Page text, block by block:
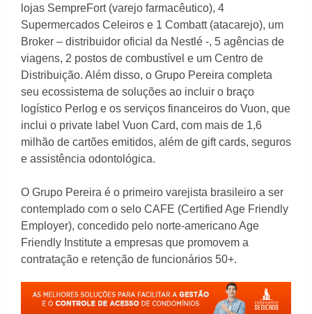
lojas SempreFort (varejo farmacêutico), 4
Supermercados Celeiros e 1 Combatt (atacarejo), um
Broker – distribuidor oficial da Nestlé -, 5 agências de
viagens, 2 postos de combustível e um Centro de
Distribuição. Além disso, o Grupo Pereira completa
seu ecossistema de soluções ao incluir o braço
logístico Perlog e os serviços financeiros do Vuon, que
inclui o private label Vuon Card, com mais de 1,6
milhão de cartões emitidos, além de gift cards, seguros
e assistência odontológica.
O Grupo Pereira é o primeiro varejista brasileiro a ser
contemplado com o selo CAFE (Certified Age Friendly
Employer), concedido pelo norte-americano Age
Friendly Institute a empresas que promovem a
contratação e retenção de funcionários 50+.